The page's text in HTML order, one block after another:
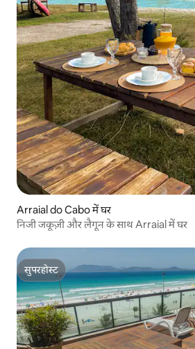
Arraial do Cabo में घर
निजी जकूज़ी और लैगून के साथ Arraial में घर
सुपरहोस्ट
सुपरहोस्ट